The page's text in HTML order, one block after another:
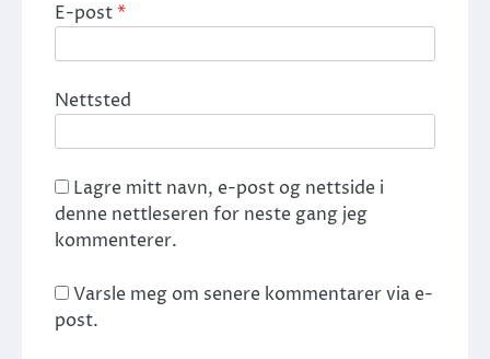
E-post*
Nettsted
Lagre mitt navn, e-post og nettside i
denne nettleseren for neste gang jeg
kommenterer.
Varsle meg om senere kommentarer via e-
post.